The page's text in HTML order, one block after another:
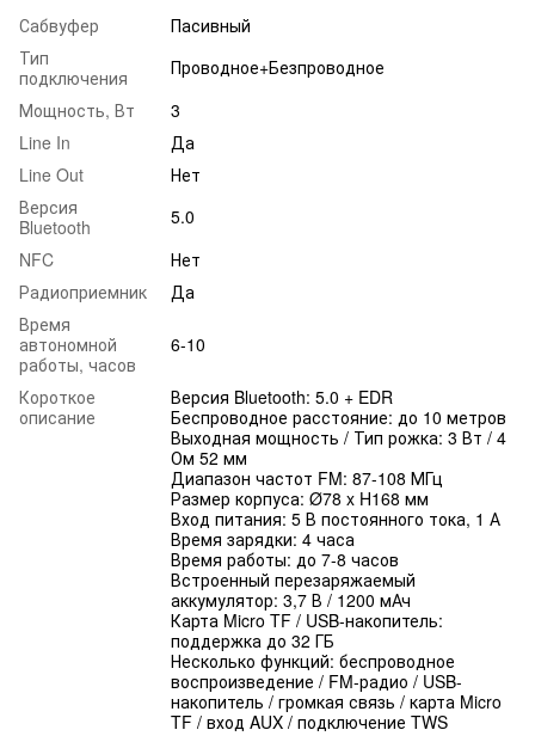
Сабвуфер
Пасивный
Тип
подключения
Проводное+Безпроводное
Мощность, Вт
3
Line In
Да
Line Out
Нет
Версия
Bluetooth
5.0
NFC
Нет
Радиоприемник
Да
Время
автономной
работы, часов
6-10
Короткое
описание
Версия Bluetooth: 5.0 + EDR
Беспроводное расстояние: до 10 метров
Выходная мощность / Тип рожка: 3 Вт / 4
Ом 52 мм
Диапазон частот FM: 87-108 МГц
Размер корпуса: Ø78 x H168 мм
Вход питания: 5 В постоянного тока, 1 А
Время зарядки: 4 часа
Время работы: до 7-8 часов
Встроенный перезаряжаемый
аккумулятор: 3,7 В / 1200 мАч
Карта Micro TF / USB-накопитель:
поддержка до 32 ГБ
Несколько функций: беспроводное
воспроизведение / FM-радио / USB-
накопитель / громкая связь / карта Micro
TF / вход AUX / подключение TWS